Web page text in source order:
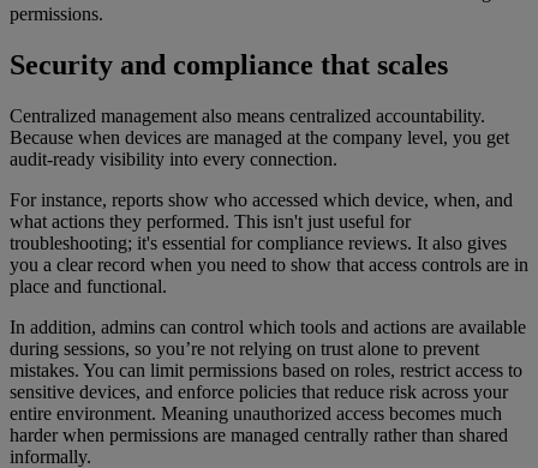
permissions.
Security and compliance that scales
Centralized management also means centralized accountability.
Because when devices are managed at the company level, you get
audit-ready visibility into every connection.
For instance, reports show who accessed which device, when, and
what actions they performed. This isn't just useful for
troubleshooting; it's essential for compliance reviews. It also gives
you a clear record when you need to show that access controls are in
place and functional.
In addition, admins can control which tools and actions are available
during sessions, so you’re not relying on trust alone to prevent
mistakes. You can limit permissions based on roles, restrict access to
sensitive devices, and enforce policies that reduce risk across your
entire environment. Meaning unauthorized access becomes much
harder when permissions are managed centrally rather than shared
informally.